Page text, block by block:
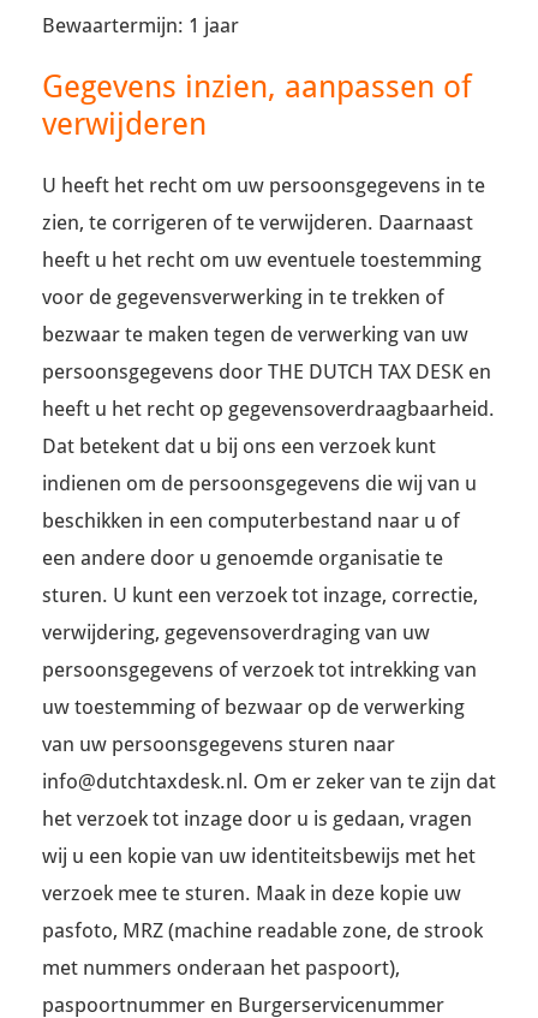
Bewaartermijn: 1 jaar
Gegevens inzien, aanpassen of
verwijderen
U heeft het recht om uw persoonsgegevens in te
zien, te corrigeren of te verwijderen. Daarnaast
heeft u het recht om uw eventuele toestemming
voor de gegevensverwerking in te trekken of
bezwaar te maken tegen de verwerking van uw
persoonsgegevens door THE DUTCH TAX DESK en
heeft u het recht op gegevensoverdraagbaarheid.
Dat betekent dat u bij ons een verzoek kunt
indienen om de persoonsgegevens die wij van u
beschikken in een computerbestand naar u of
een andere door u genoemde organisatie te
sturen. U kunt een verzoek tot inzage, correctie,
verwijdering, gegevensoverdraging van uw
persoonsgegevens of verzoek tot intrekking van
uw toestemming of bezwaar op de verwerking
van uw persoonsgegevens sturen naar
info@dutchtaxdesk.nl. Om er zeker van te zijn dat
het verzoek tot inzage door u is gedaan, vragen
wij u een kopie van uw identiteitsbewijs met het
verzoek mee te sturen. Maak in deze kopie uw
pasfoto, MRZ (machine readable zone, de strook
met nummers onderaan het paspoort),
paspoortnummer en Burgerservicenummer